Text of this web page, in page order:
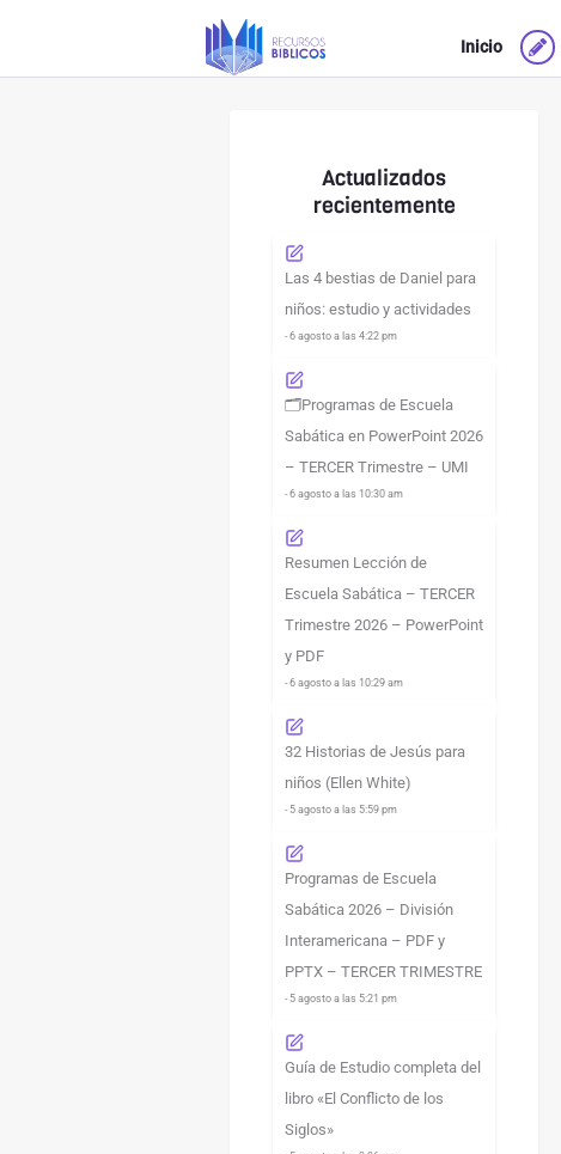
Inicio
Actualizados
recientemente
Las 4 bestias de Daniel para
niños: estudio y actividades
- 6 agosto a las 4:22 pm
🗂️Programas de Escuela
Sabática en PowerPoint 2026
– TERCER Trimestre – UMI
- 6 agosto a las 10:30 am
Resumen Lección de
Escuela Sabática – TERCER
Trimestre 2026 – PowerPoint
y PDF
- 6 agosto a las 10:29 am
32 Historias de Jesús para
niños (Ellen White)
- 5 agosto a las 5:59 pm
Programas de Escuela
Sabática 2026 – División
Interamericana – PDF y
PPTX – TERCER TRIMESTRE
- 5 agosto a las 5:21 pm
Guía de Estudio completa del
libro «El Conflicto de los
Siglos»